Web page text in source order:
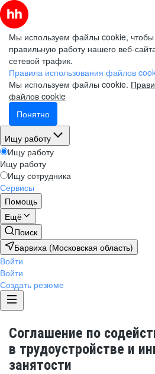
Мы используем файлы cookie, чтобы
правильную работу нашего веб-
сетевой трафик.
Правила использования файлов
Мы используем файлы cookie.
файлов cookie
Понятно
Ищу работу
Ищу работу
Ищу работу
Ищу сотрудника
Сервисы
Помощь
Ещё
Поиск
Барвиха (Московская область)
Войти
Войти
Создать резюме
Соглашение по
в трудоустройстве и
занятости